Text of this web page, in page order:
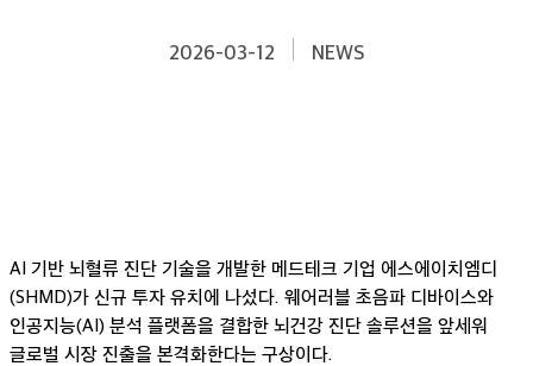
2026-03-12 NEWS
AI 기반 뇌혈류 진단 기술을 개발한 메드테크 기업 에스에이치엠디
(SHMD)가 신규 투자 유치에 나섰다. 웨어러블 초음파 디바이스와
인공지능(AI) 분석 플랫폼을 결합한 뇌건강 진단 솔루션을 앞세워
글로벌 시장 진출을 본격화한다는 구상이다.